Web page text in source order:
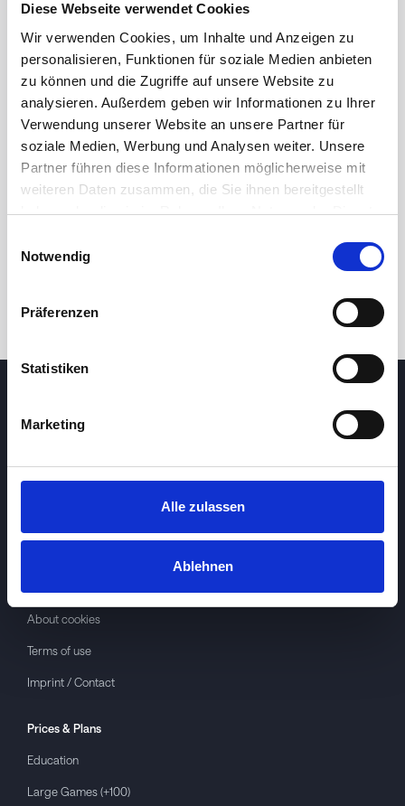
Diese Webseite verwendet Cookies
Wir verwenden Cookies, um Inhalte und Anzeigen zu
personalisieren, Funktionen für soziale Medien anbieten
zu können und die Zugriffe auf unsere Website zu
analysieren. Außerdem geben wir Informationen zu Ihrer
Verwendung unserer Website an unsere Partner für
soziale Medien, Werbung und Analysen weiter. Unsere
Partner führen diese Informationen möglicherweise mit
weiteren Daten zusammen, die Sie ihnen bereitgestellt
haben oder die sie im Rahmen Ihrer Nutzung der Dienste
Notwendig
Präferenzen
Statistiken
Marketing
Alle zulassen
Ablehnen
24h 7d 1m 3m 1y 5y
About cookies
Terms of use
Imprint / Contact
Prices & Plans
Education
Large Games (+100)